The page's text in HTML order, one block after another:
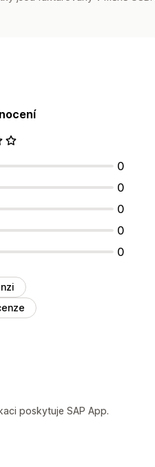
0
0
0
0
0
poskytuje SAP App.